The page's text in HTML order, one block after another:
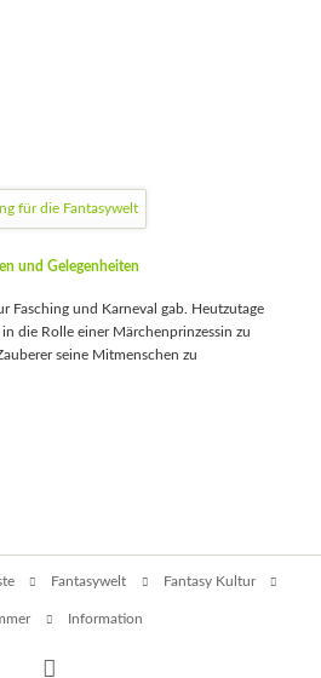
und Gelegenheiten
Fasching und Karneval gab. Heutzutage
die Rolle einer Märchenprinzessin zu
seine Mitmenschen zu
Fantasywelt Fantasy Kultur
Information